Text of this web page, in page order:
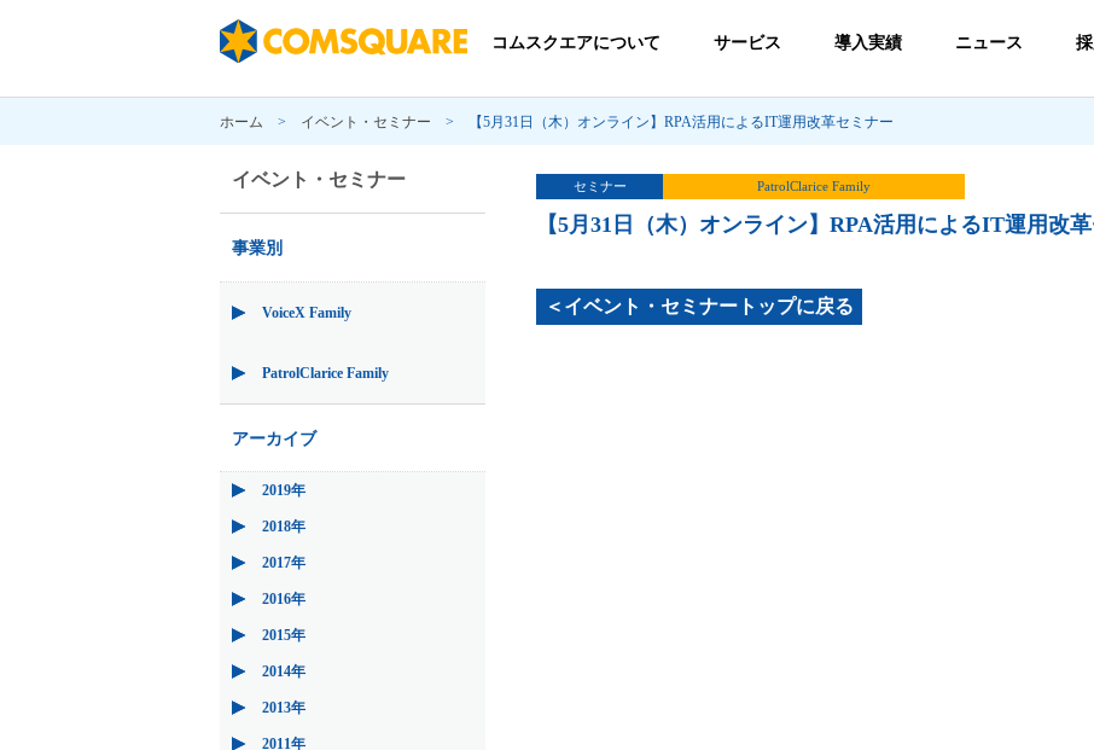
コムスクエアについて サービス 導入実績 ニュース
ホーム > イベント・セミナー > 【5月31日（木）オンライン】RPA活用によるIT運用改革セミナー
イベント・セミナー
事業別
VoiceX Family
PatrolClarice Family
アーカイブ
2019年
2018年
2017年
2016年
2015年
2014年
2013年
2011年
セミナー PatrolClarice Family
【5月31日（木）オンライン】RPA活用によるIT運用改
＜イベント・セミナートップに戻る